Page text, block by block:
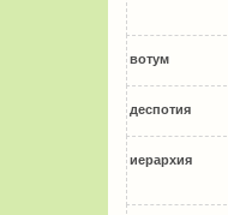
вотум
деспотия
иерархия